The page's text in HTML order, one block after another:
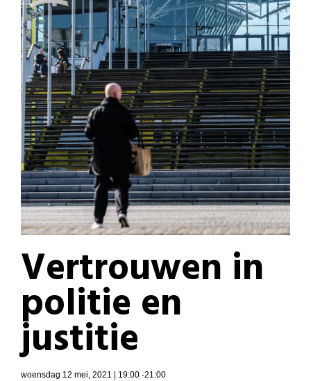
Vertrouwen in
politie en
justitie
woensdag 12 mei, 2021 | 19:00 -21:00